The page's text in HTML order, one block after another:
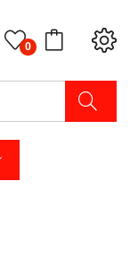
0